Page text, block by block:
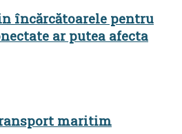
încărcătoarele pentru
ar putea afecta
maritim